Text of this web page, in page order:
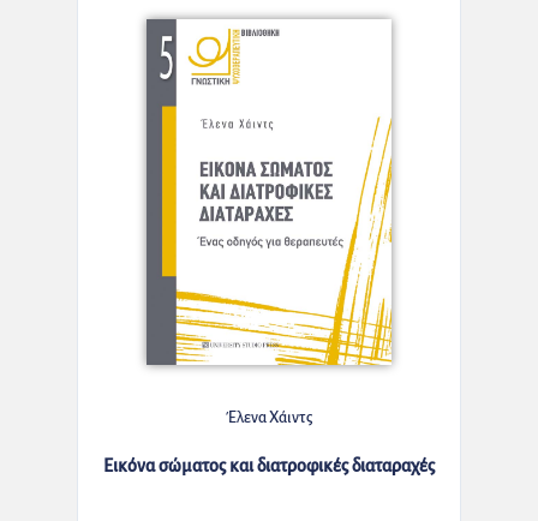
Έλενα Χάιντς
Εικόνα σώματος και διατροφικές διαταραχές